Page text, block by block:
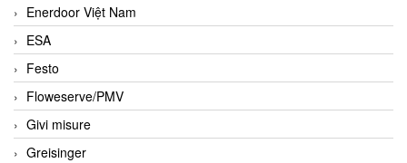
Enerdoor Việt Nam
ESA
Festo
Floweserve/PMV
Givi misure
Greisinger